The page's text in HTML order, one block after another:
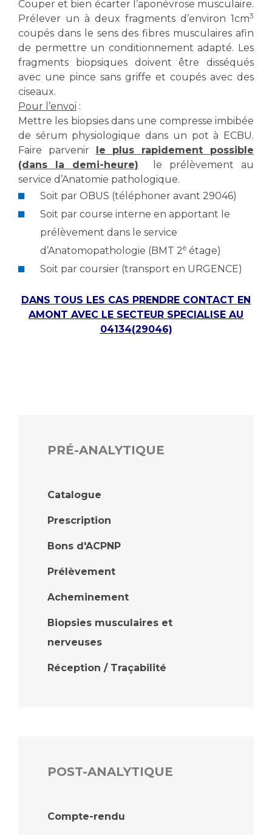
Couper et bien écarter l’aponévrose musculaire.
Prélever un à deux fragments d’environ 1cm3
coupés dans le sens des fibres musculaires afin
de permettre un conditionnement adapté. Les
fragments biopsiques doivent être disséqués
avec une pince sans griffe et coupés avec des
ciseaux.
Pour l’envoi :
Mettre les biopsies dans une compresse imbibée
de sérum physiologique dans un pot à ECBU.
Faire parvenir
le plus rapidement possible
(dans la demi-heure) le prélèvement au
service d’Anatomie pathologique.
Soit par OBUS (téléphoner avant 29046)
Soit par course interne en apportant le
prélèvement dans le service
d’Anatomopathologie (BMT 2è étage)
Soit par coursier (transport en URGENCE)
DANS TOUS LES CAS PRENDRE CONTACT EN
AMONT AVEC LE SECTEUR SPECIALISE AU
04134(29046)
PRÉ-ANALYTIQUE
Catalogue
Prescription
Bons d'ACPNP
Prélèvement
Acheminement
Biopsies musculaires et
nerveuses
Réception / Traçabilité
POST-ANALYTIQUE
Compte-rendu